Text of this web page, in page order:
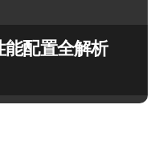
能配置全解析